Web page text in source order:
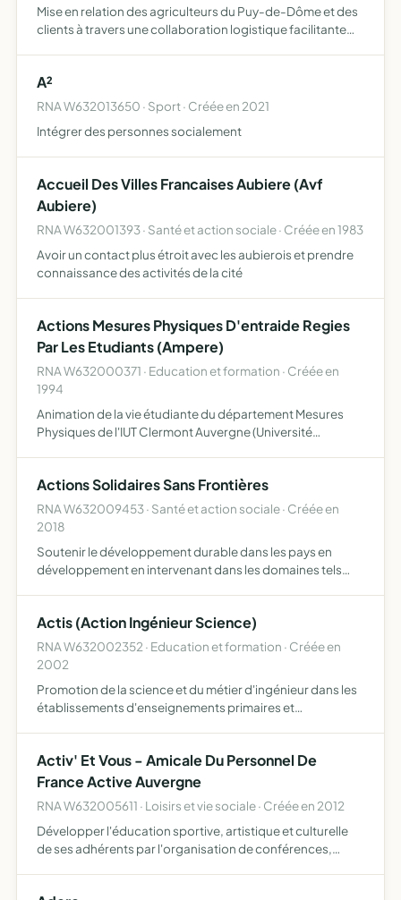
Mise en relation des agriculteurs du Puy-de-Dôme et des
clients à travers une collaboration logistique facilitante
A²
RNA W632013650 · Sport · Créée en 2021
Intégrer des personnes socialement
Accueil Des Villes Francaises Aubiere (Avf
Aubiere)
RNA W632001393 · Santé et action sociale · Créée en 1983
Avoir un contact plus étroit avec les aubierois et prendre
connaissance des activités de la cité
Actions Mesures Physiques D'entraide Regies
Par Les Etudiants (Ampere)
RNA W632000371 · Education et formation · Créée en
1994
Animation de la vie étudiante du département Mesures
Physiques de l'IUT Clermont Auvergne (Université
Actions Solidaires Sans Frontières
RNA W632009453 · Santé et action sociale · Créée en
2018
Soutenir le développement durable dans les pays en
développement en intervenant dans les domaines tels
à nos actio…
Actis (Action Ingénieur Science)
RNA W632002352 · Education et formation · Créée en
2002
Promotion de la science et du métier d'ingénieur dans les
établissements d'enseignements primaires et
Activ' Et Vous - Amicale Du Personnel De
France Active Auvergne
RNA W632005611 · Loisirs et vie sociale · Créée en 2012
Développer l'éducation sportive, artistique et culturelle
de ses adhérents par l'organisation de conférences,